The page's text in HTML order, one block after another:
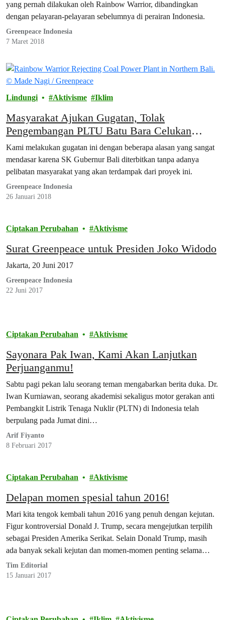
yang pernah dilakukan oleh Rainbow Warrior, dibandingkan
dengan pelayaran-pelayaran sebelumnya di perairan Indonesia.
Greenpeace Indonesia
7 Maret 2018
Lindungi Aktivisme Iklim
Masyarakat Ajukan Gugatan, Tolak
Pengembangan PLTU Batu Bara Celukan
Bawang di Buleleng Bali.
Kami melakukan gugatan ini dengan beberapa alasan yang sangat
mendasar karena SK Gubernur Bali diterbitkan tanpa adanya
pelibatan masyarakat yang akan terdampak dari proyek ini.
Greenpeace Indonesia
26 Januari 2018
Ciptakan Perubahan Aktivisme
Surat Greenpeace untuk Presiden Joko Widodo
Jakarta, 20 Juni 2017
Greenpeace Indonesia
22 Juni 2017
Ciptakan Perubahan Aktivisme
Sayonara Pak Iwan, Kami Akan Lanjutkan
Perjuanganmu!
Sabtu pagi pekan lalu seorang teman mengabarkan berita duka. Dr.
Iwan Kurniawan, seorang akademisi sekaligus motor gerakan anti
Pembangkit Listrik Tenaga Nuklir (PLTN) di Indonesia telah
berpulang pada Jumat dini…
Arif Fiyanto
8 Februari 2017
Ciptakan Perubahan Aktivisme
Delapan momen spesial tahun 2016!
Mari kita tengok kembali tahun 2016 yang penuh dengan kejutan.
Figur kontroversial Donald J. Trump, secara mengejutkan terpilih
sebagai Presiden Amerika Serikat. Selain Donald Trump, masih
ada banyak sekali kejutan dan momen-momen penting selama
tahun 2016 yang mungkin tidak kita tahu atau tidak kita sadari.
Salah satunya: tahun 2016 adalah tahun terpanas yang pernah
Tim Editorial
15 Januari 2017